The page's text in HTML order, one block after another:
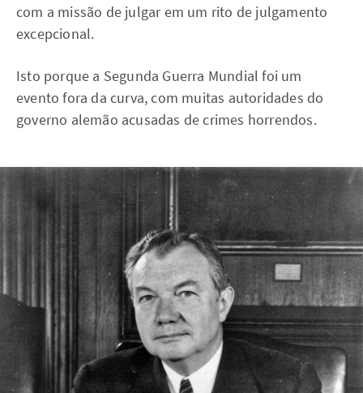
com a missão de julgar em um rito de julgamento
excepcional.
Isto porque a Segunda Guerra Mundial foi um
evento fora da curva, com muitas autoridades do
governo alemão acusadas de crimes horrendos.